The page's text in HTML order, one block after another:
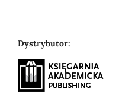
Dystrybutor: